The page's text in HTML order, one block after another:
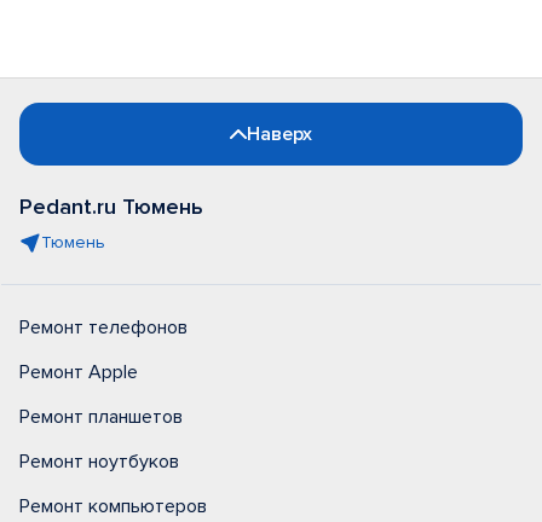
Наверх
Pedant.ru Тюмень
Тюмень
Ремонт телефонов
Ремонт Apple
Ремонт планшетов
Ремонт ноутбуков
Ремонт компьютеров